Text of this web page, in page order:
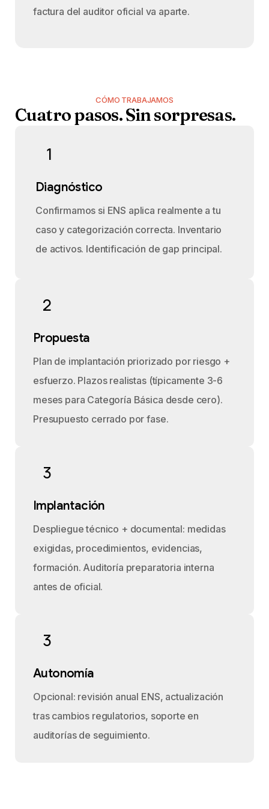
factura del auditor oficial va aparte.
CÓMO TRABAJAMOS
Cuatropasos.Sinsorpresas.
1
Diagnóstico
Confirmamos si ENS aplica realmente a tu
caso y categorización correcta. Inventario
de activos. Identificación de gap principal.
2
Propuesta
Plan de implantación priorizado por riesgo +
esfuerzo. Plazos realistas (típicamente 3-6
meses para Categoría Básica desde cero).
Presupuesto cerrado por fase.
3
Implantación
Despliegue técnico + documental: medidas
exigidas, procedimientos, evidencias,
formación. Auditoría preparatoria interna
antes de oficial.
3
Autonomía
Opcional: revisión anual ENS, actualización
tras cambios regulatorios, soporte en
auditorías de seguimiento.